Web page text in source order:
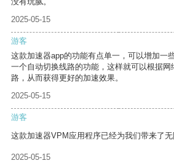
2025-05-15
游客
这款加速器app的功能有点单一，可以增加一
一个自动切换线路的功能，这样就可以根据
路，从而获得更好的加速效果。
2025-05-15
游客
这款加速器VPM应用程序已经为我们带来了无
2025-05-15